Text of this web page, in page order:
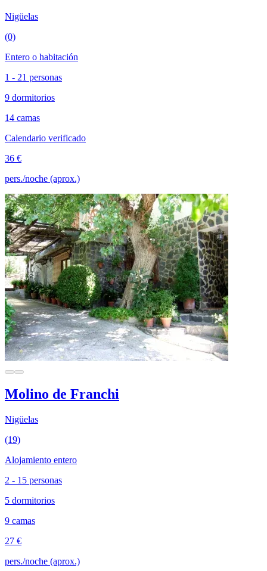
Nigüelas
(0)
Entero o habitación
1 - 21 personas
9 dormitorios
14 camas
Calendario verificado
36 €
pers./noche (aprox.)
Molino de Franchi
Nigüelas
(19)
Alojamiento entero
2 - 15 personas
5 dormitorios
9 camas
27 €
pers./noche (aprox.)